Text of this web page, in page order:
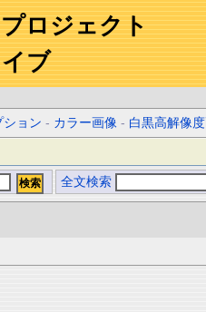
ロジェクト
ブ
ション - カラー画像 - 白黒高解像
全文検索